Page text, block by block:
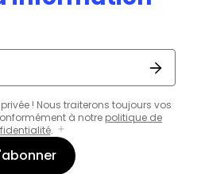
! Nous traiterons toujours vos
à notre politique de
.